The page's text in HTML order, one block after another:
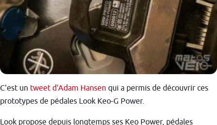
C'est un tweet d'Adam Hansen qui a permis de découvrir ces
prototypes de pédales Look Keo-G Power.
Look propose depuis longtemps ses Keo Power, pédales